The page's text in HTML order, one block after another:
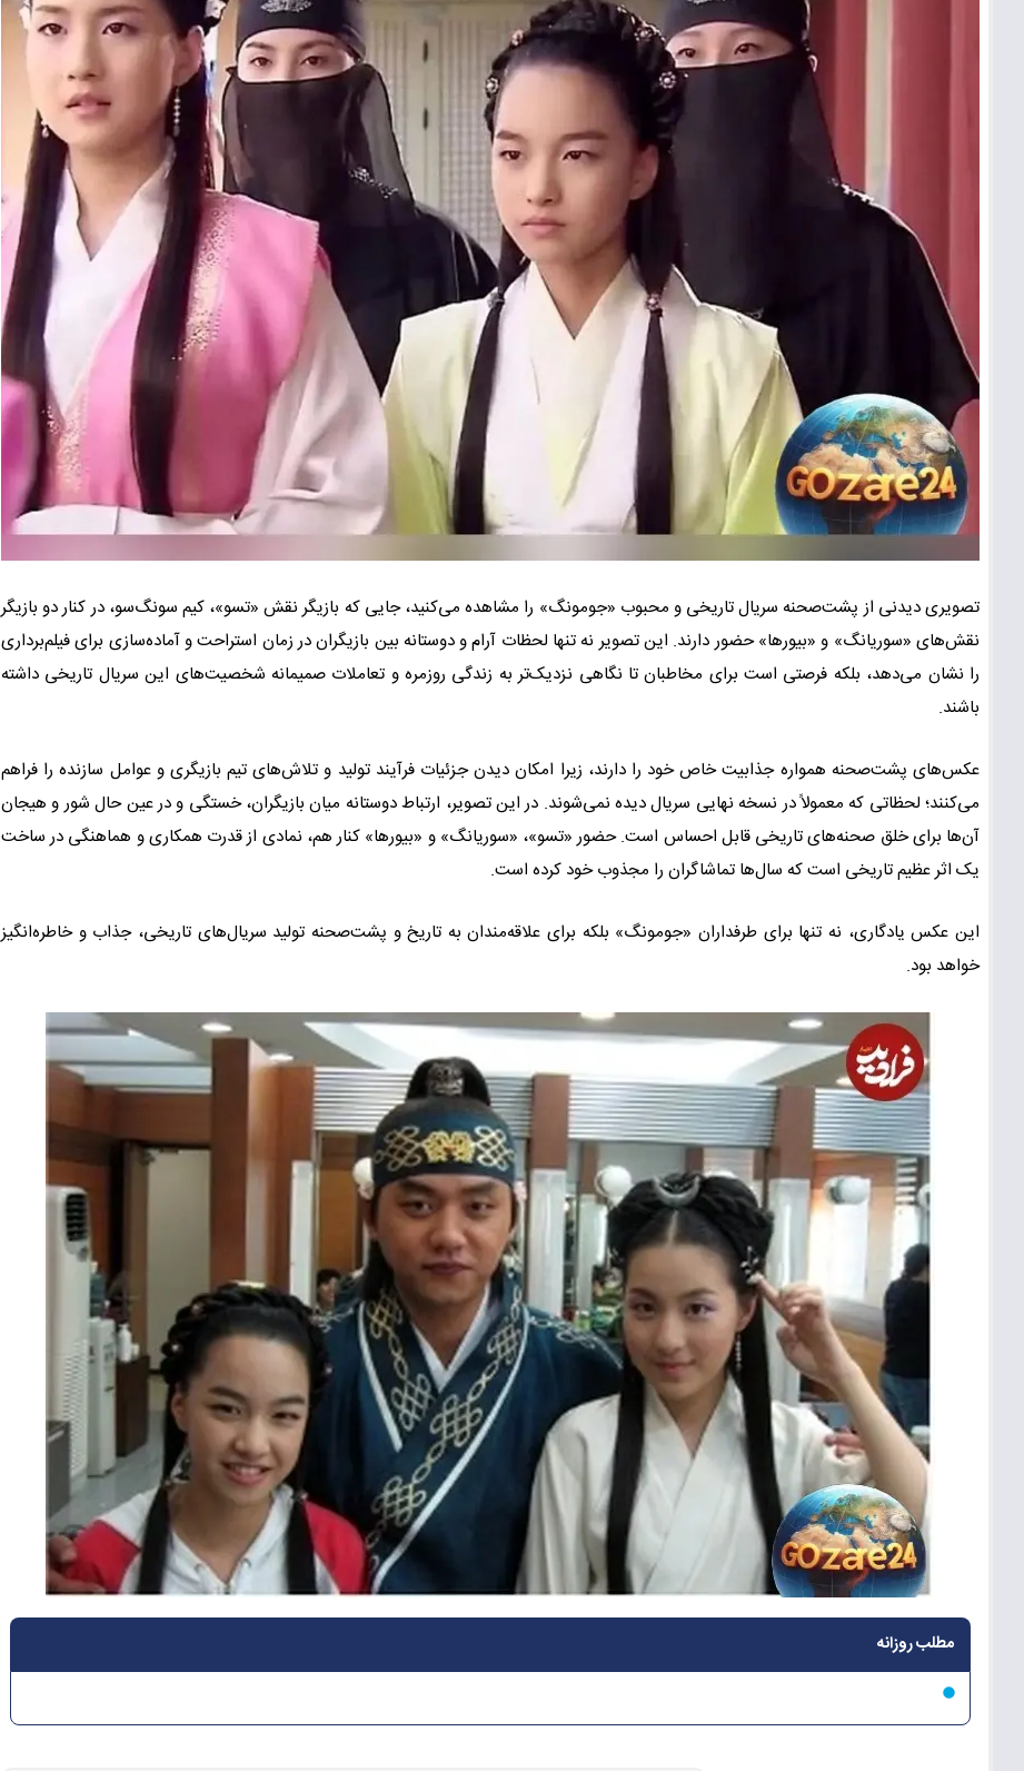
تصویری دیدنی از پشت‌صحنه سریال تاریخی و محبوب «جومونگ» را مشاهده می‌کنید، جایی که بازیگر نقش «تسو»، کیم سونگ‌سو، در کنار دو بازیگر
نقش‌های «سوریانگ» و «بیورها» حضور دارند. این تصویر نه تنها لحظات آرام و دوستانه بین بازیگران در زمان استراحت و آماده‌سازی برای فیلم‌برداری
را نشان می‌دهد، بلکه فرصتی است برای مخاطبان تا نگاهی نزدیک‌تر به زندگی روزمره و تعاملات صمیمانه شخصیت‌های این سریال تاریخی داشته
باشند.
عکس‌های پشت‌صحنه همواره جذابیت خاص خود را دارند، زیرا امکان دیدن جزئیات فرآیند تولید و تلاش‌های تیم بازیگری و عوامل سازنده را فراهم
می‌کنند؛ لحظاتی که معمولاً در نسخه نهایی سریال دیده نمی‌شوند. در این تصویر، ارتباط دوستانه میان بازیگران، خستگی و در عین حال شور و هیجان
آن‌ها برای خلق صحنه‌های تاریخی قابل احساس است. حضور «تسو»، «سوریانگ» و «بیورها» کنار هم، نمادی از قدرت همکاری و هماهنگی در ساخت
یک اثر عظیم تاریخی است که سال‌ها تماشاگران را مجذوب خود کرده است.
این عکس یادگاری، نه تنها برای طرفداران «جومونگ» بلکه برای علاقه‌مندان به تاریخ و پشت‌صحنه تولید سریال‌های تاریخی، جذاب و خاطره‌انگیز
خواهد بود.
مطلب روزانه